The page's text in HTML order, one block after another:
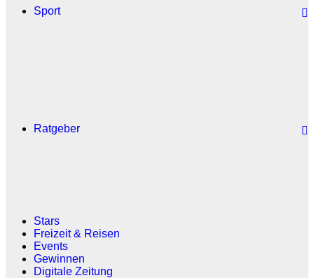
Sport
Ratgeber
Stars
Freizeit & Reisen
Events
Gewinnen
Digitale Zeitung